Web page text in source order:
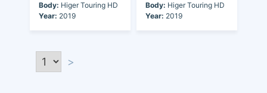
Body: Higer Touring HD
Year: 2019
Body: Higer Touring HD
Year: 2019
>